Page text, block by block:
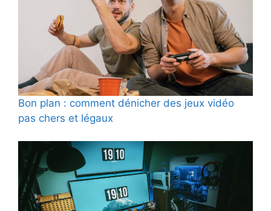
Bon plan : comment dénicher des jeux vidéo
pas chers et légaux